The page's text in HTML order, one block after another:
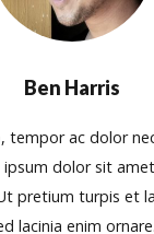
Ben Harris
tempor ac dolor
ipsum dolor sit
pretium turpis et
lacinia enim ornare.